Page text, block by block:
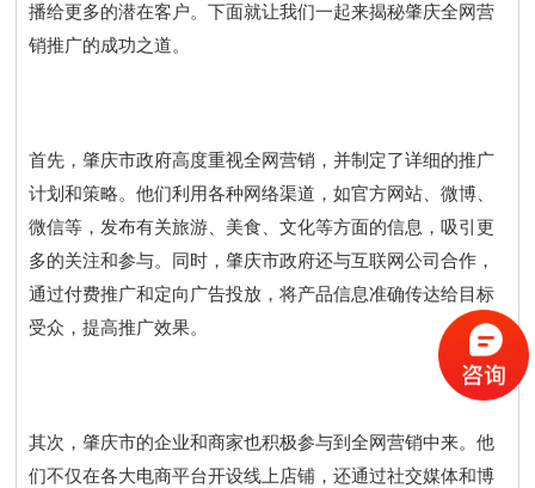
播给更多的潜在客户。下面就让我们一起来揭秘肇庆全网营
销推广的成功之道。
首先，肇庆市政府高度重视全网营销，并制定了详细的推广
计划和策略。他们利用各种网络渠道，如官方网站、微博、
微信等，发布有关旅游、美食、文化等方面的信息，吸引更
多的关注和参与。同时，肇庆市政府还与互联网公司合作，
通过付费推广和定向广告投放，将产品信息准确传达给目标
受众，提高推广效果。
其次，肇庆市的企业和商家也积极参与到全网营销中来。他
们不仅在各大电商平台开设线上店铺，还通过社交媒体和博